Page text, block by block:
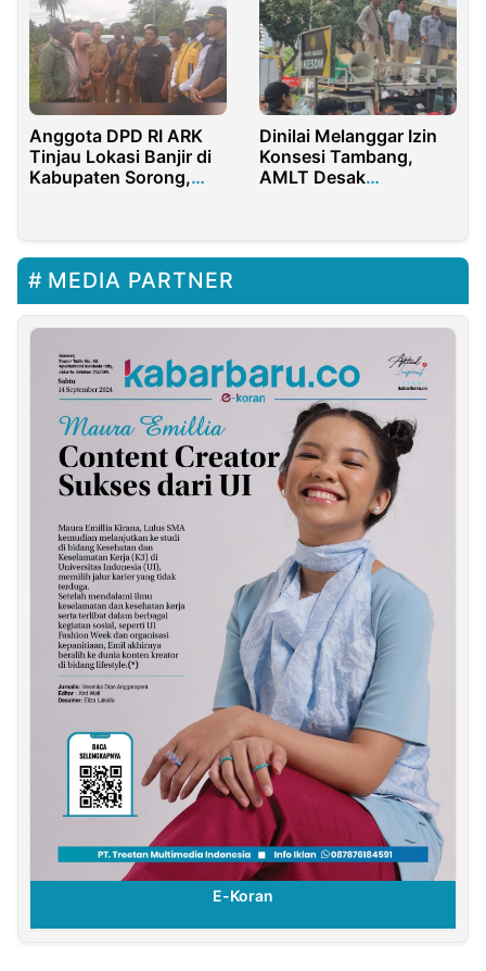
Anggota DPD RI ARK
Tinjau Lokasi Banjir di
Kabupaten Sorong,
Dinilai Melanggar Izin
Konsesi Tambang,
AMLT Desak
MEDIA PARTNER
E-Koran